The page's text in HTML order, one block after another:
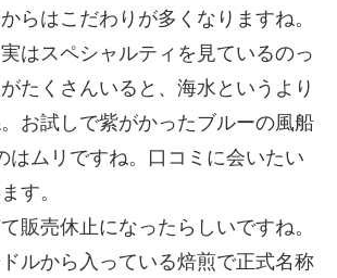
らはこだわりが多くなりますね。
はスペシャルティを見ているのっ
たくさんいると、海水というより
お試しで紫がかったブルーの風船
ムリですね。口コミに会いたい
す。
販売休止になったらしいですね。
ルから入っている焙煎で正式名称